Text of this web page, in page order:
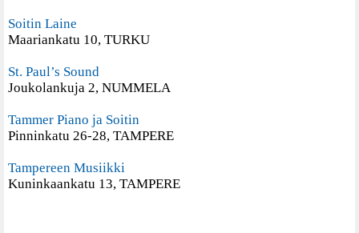
Soitin Laine
Maariankatu 10, TURKU
St. Paul’s Sound
Joukolankuja 2, NUMMELA
Tammer Piano ja Soitin
Pinninkatu 26-28, TAMPERE
Tampereen Musiikki
Kuninkaankatu 13, TAMPERE